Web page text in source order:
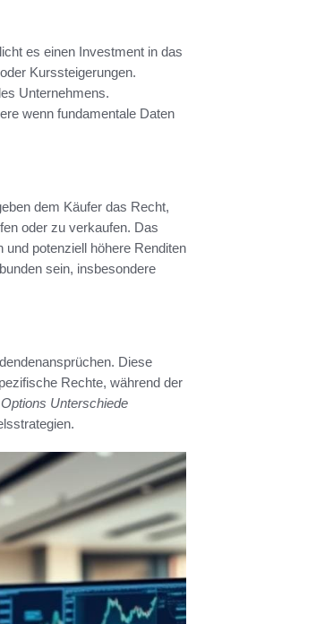
es einen Investment in das
Kurssteigerungen.
Unternehmens.
wenn fundamentale Daten
dem Käufer das Recht,
oder zu verkaufen. Das
potenziell höhere Renditen
sein, insbesondere
Diese
Rechte, während der
Unterschiede